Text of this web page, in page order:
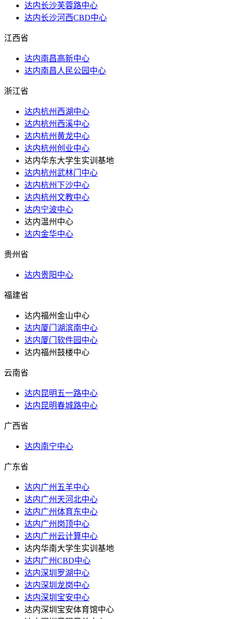
达内长沙芙蓉路中心
达内长沙河西CBD中心
江西省
达内南昌高新中心
达内南昌人民公园中心
浙江省
达内杭州西湖中心
达内杭州西溪中心
达内杭州黄龙中心
达内杭州创业中心
达内华东大学生实训基地
达内杭州武林门中心
达内杭州下沙中心
达内杭州文教中心
达内宁波中心
达内温州中心
达内金华中心
贵州省
达内贵阳中心
福建省
达内福州金山中心
达内厦门湖滨南中心
达内厦门软件园中心
达内福州鼓楼中心
云南省
达内昆明五一路中心
达内昆明春城路中心
广西省
达内南宁中心
广东省
达内广州五羊中心
达内广州天河北中心
达内广州体育东中心
达内广州岗顶中心
达内广州云计算中心
达内华南大学生实训基地
达内广州CBD中心
达内深圳罗湖中心
达内深圳龙岗中心
达内深圳宝安中心
达内深圳宝安体育馆中心